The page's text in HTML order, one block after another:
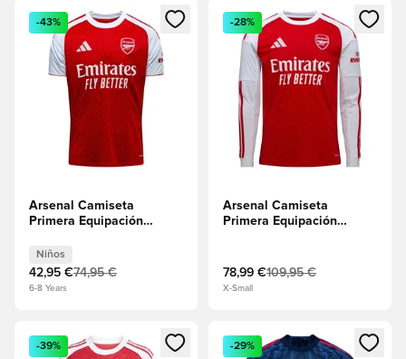
Abre un modal para iniciar sesión o registrarse como
-43%
Arsenal Camiseta
Primera Equipación
Niños
42,95 €74,95 €
6-8 Years
Abre un modal para iniciar
-28%
Arsenal Camiseta
Primera Equipación
78,99 €109,95 €
X-Small
Abre un modal para iniciar sesión o registrarse como
-39%
Abre un modal para iniciar
-29%